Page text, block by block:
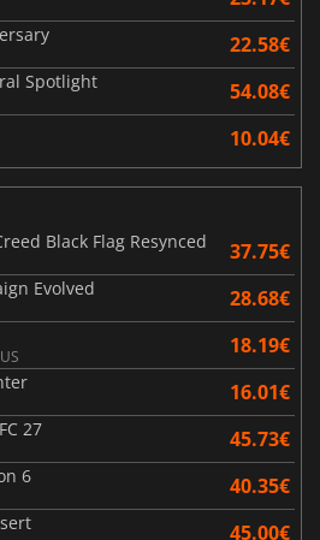
22.58€
Spotlight 54.08€
10.04€
Black Flag Resynced
37.75€
Evolved 28.68€
18.19€
16.01€
27 45.73€
6 40.35€
45.00€